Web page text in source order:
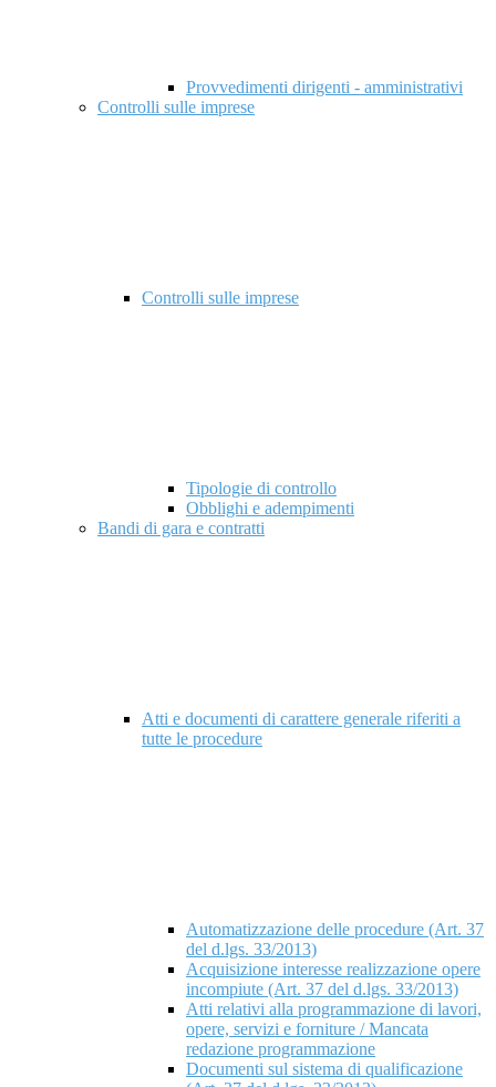
Provvedimenti dirigenti - amministrativi
Controlli sulle imprese
Controlli sulle imprese
Tipologie di controllo
Obblighi e adempimenti
Bandi di gara e contratti
Atti e documenti di carattere generale riferiti a
tutte le procedure
Automatizzazione delle procedure (Art. 37
del d.lgs. 33/2013)
Acquisizione interesse realizzazione opere
incompiute (Art. 37 del d.lgs. 33/2013)
Atti relativi alla programmazione di lavori,
opere, servizi e forniture / Mancata
redazione programmazione
Documenti sul sistema di qualificazione